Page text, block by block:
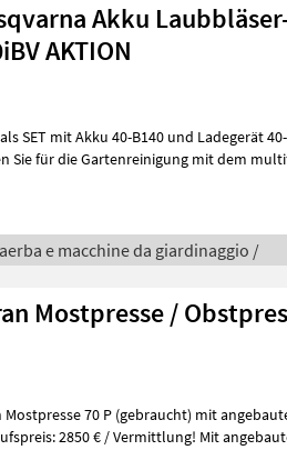
Akku
AKTION
SET mit Akku 40-B140 und Ladegerät
Sie für die Gartenreinigung mit dem
e macchine da giardinaggio /
Mostpresse /
Mostpresse 70 P (gebraucht) mit
2850 € / Vermittlung! Mit angebauter Mühle! Mit